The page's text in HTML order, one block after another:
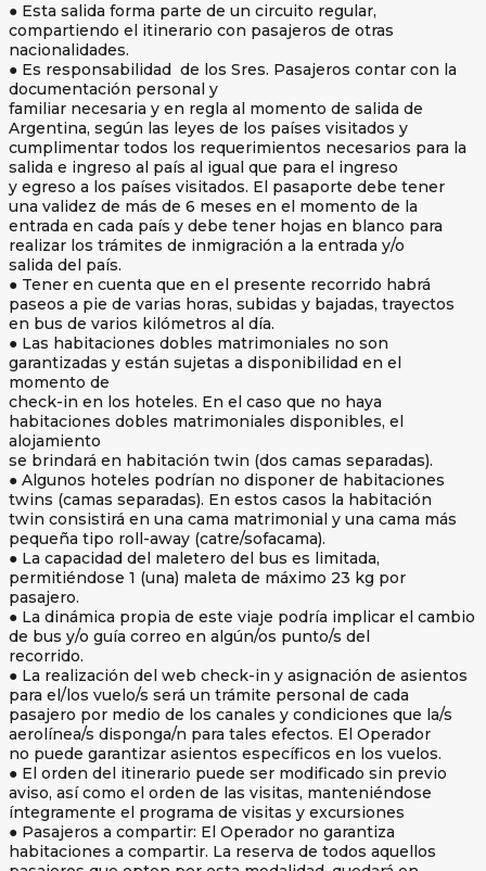
● Esta salida forma parte de un circuito regular,
compartiendo el itinerario con pasajeros de otras
nacionalidades.
● Es responsabilidad de los Sres. Pasajeros contar con la
documentación personal y
familiar necesaria y en regla al momento de salida de
Argentina, según las leyes de los países visitados y
cumplimentar todos los requerimientos necesarios para la
salida e ingreso al país al igual que para el ingreso
y egreso a los países visitados. El pasaporte debe tener
una validez de más de 6 meses en el momento de la
entrada en cada país y debe tener hojas en blanco para
realizar los trámites de inmigración a la entrada y/o
salida del país.
● Tener en cuenta que en el presente recorrido habrá
paseos a pie de varias horas, subidas y bajadas, trayectos
en bus de varios kilómetros al día.
● Las habitaciones dobles matrimoniales no son
garantizadas y están sujetas a disponibilidad en el
momento de
check-in en los hoteles. En el caso que no haya
habitaciones dobles matrimoniales disponibles, el
alojamiento
se brindará en habitación twin (dos camas separadas).
● Algunos hoteles podrían no disponer de habitaciones
twins (camas separadas). En estos casos la habitación
twin consistirá en una cama matrimonial y una cama más
pequeña tipo roll-away (catre/sofacama).
● La capacidad del maletero del bus es limitada,
permitiéndose 1 (una) maleta de máximo 23 kg por
pasajero.
● La dinámica propia de este viaje podría implicar el cambio
de bus y/o guía correo en algún/os punto/s del
recorrido.
● La realización del web check-in y asignación de asientos
para el/los vuelo/s será un trámite personal de cada
pasajero por medio de los canales y condiciones que la/s
aerolínea/s disponga/n para tales efectos. El Operador
no puede garantizar asientos específicos en los vuelos.
● El orden del itinerario puede ser modificado sin previo
aviso, así como el orden de las visitas, manteniéndose
íntegramente el programa de visitas y excursiones
● Pasajeros a compartir: El Operador no garantiza
habitaciones a compartir. La reserva de todos aquellos